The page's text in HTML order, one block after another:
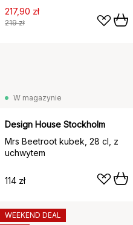
217,90 zł
219 zł
W magazynie
Design House Stockholm
Mrs Beetroot kubek, 28 cl, z
uchwytem
114 zł
WEEKEND DEAL